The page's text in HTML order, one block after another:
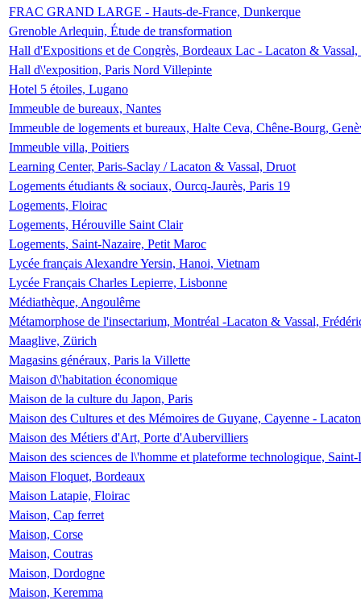
FRAC GRAND LARGE - Hauts-de-France, Dunkerque
Grenoble Arlequin, Étude de transformation
Hall d'Expositions et de Congrès, Bordeaux Lac - Lacaton &
Hall d\'exposition, Paris Nord Villepinte
Hotel 5 étoiles, Lugano
Immeuble de bureaux, Nantes
Immeuble de logements et bureaux, Halte Ceva, Chêne-Bourg,
Immeuble villa, Poitiers
Learning Center, Paris-Saclay / Lacaton & Vassal, Druot
Logements étudiants & sociaux, Ourcq-Jaurès, Paris 19
Logements, Floirac
Logements, Hérouville Saint Clair
Logements, Saint-Nazaire, Petit Maroc
Lycée français Alexandre Yersin, Hanoi, Vietnam
Lycée Français Charles Lepierre, Lisbonne
Médiathèque, Angoulême
Métamorphose de l'insectarium, Montréal -Lacaton & Vassal,
Maaglive, Zürich
Magasins généraux, Paris la Villette
Maison d\'habitation économique
Maison de la culture du Japon, Paris
Maison des Cultures et des Mémoires de Guyane, Cayenne -
Maison des Métiers d'Art, Porte d'Aubervilliers
Maison des sciences de l\'homme et plateforme technologique,
Maison Floquet, Bordeaux
Maison Latapie, Floirac
Maison, Cap ferret
Maison, Corse
Maison, Coutras
Maison, Dordogne
Maison, Keremma